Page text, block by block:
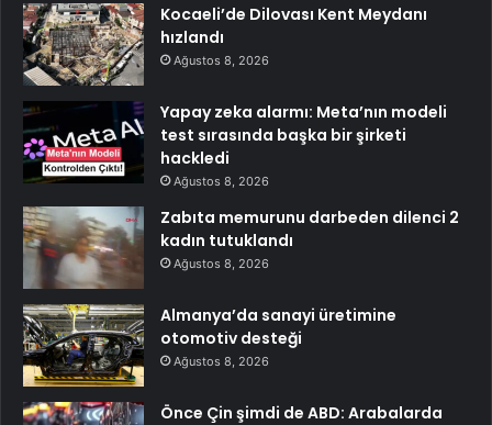
Kocaeli’de Dilovası Kent Meydanı
hızlandı
Ağustos 8, 2026
Yapay zeka alarmı: Meta’nın modeli
test sırasında başka bir şirketi
hackledi
Ağustos 8, 2026
Zabıta memurunu darbeden dilenci 2
kadın tutuklandı
Ağustos 8, 2026
Almanya’da sanayi üretimine
otomotiv desteği
Ağustos 8, 2026
Önce Çin şimdi de ABD: Arabalarda